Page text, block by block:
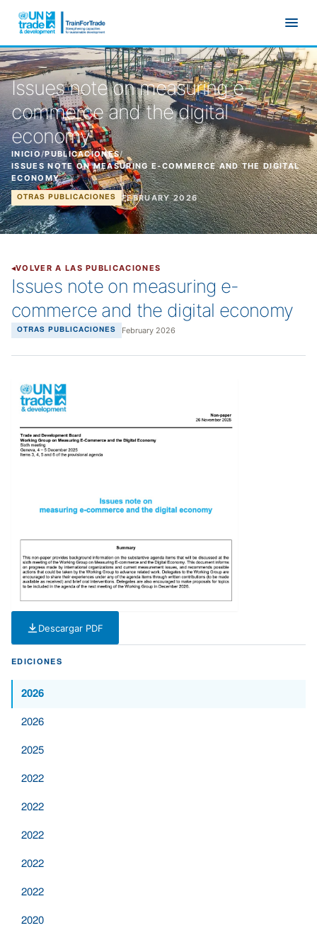
Issues note on measuring e-
commerce and the digital
economy
INICIO/PUBLICACIONES/
ISSUES NOTE ON MEASURING E-COMMERCE AND THE DIGITAL
ECONOMY
OTRAS PUBLICACIONES FEBRUARY 2026
VOLVER A LAS PUBLICACIONES
Issues note on measuring e-
commerce and the digital economy
OTRAS PUBLICACIONES February 2026
Descargar PDF
— PDF — 346 KB
EDICIONES
2026
2026
2025
2022
2022
2022
2022
2022
2020